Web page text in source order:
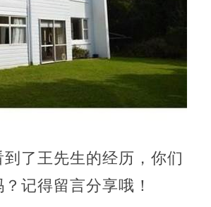
了王先生的经历，你们
记得留言分享哦！